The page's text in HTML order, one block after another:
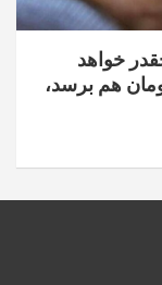
کارگران چقدر خواهد
به ۱۸ میلیون تومان هم برسد،